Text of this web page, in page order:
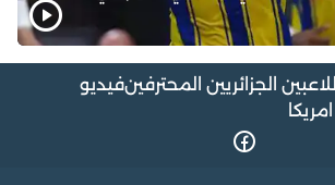
اللاعبين الجزائريين المحترفينفيديو